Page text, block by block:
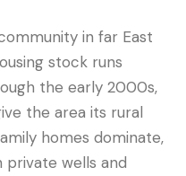
in far East
stock runs
the early 2000s,
the area its rural
homes dominate,
wells and